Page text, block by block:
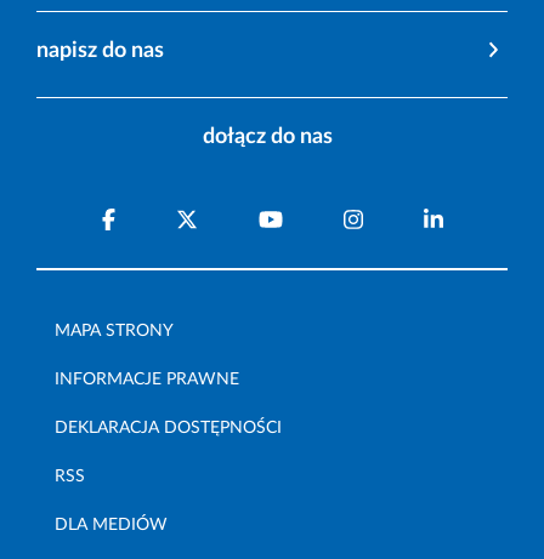
napisz do nas
dołącz do nas
MAPA STRONY
INFORMACJE PRAWNE
DEKLARACJA DOSTĘPNOŚCI
RSS
DLA MEDIÓW